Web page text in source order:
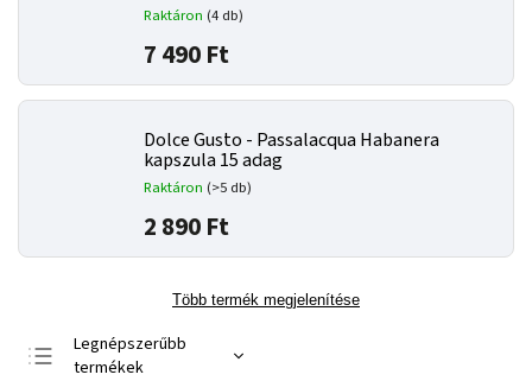
Raktáron (4 db)
7 490 Ft
Dolce Gusto - Passalacqua Habanera
kapszula 15 adag
Raktáron (>5 db)
2 890 Ft
Több termék megjelenítése
Legnépszerűbb
termékek